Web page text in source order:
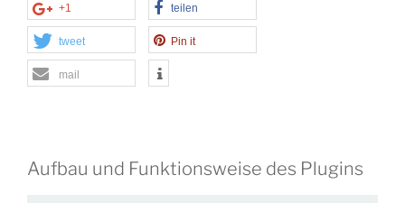
+1 teilen
tweet Pin it
mail
Aufbau und Funktionsweise des Plugins